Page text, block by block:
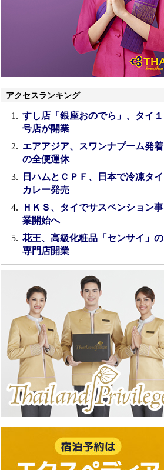
アクセスランキング
すし店「銀座おのでら」、タイ１
号店が開業
エアアジア、スワンナプーム発着
の全便運休
日ハムとＣＰＦ、日本で冷凍タイ
カレー発売
ＨＫＳ、タイでサスペンション事
業開始へ
花王、高級化粧品「センサイ」の
専門店開業